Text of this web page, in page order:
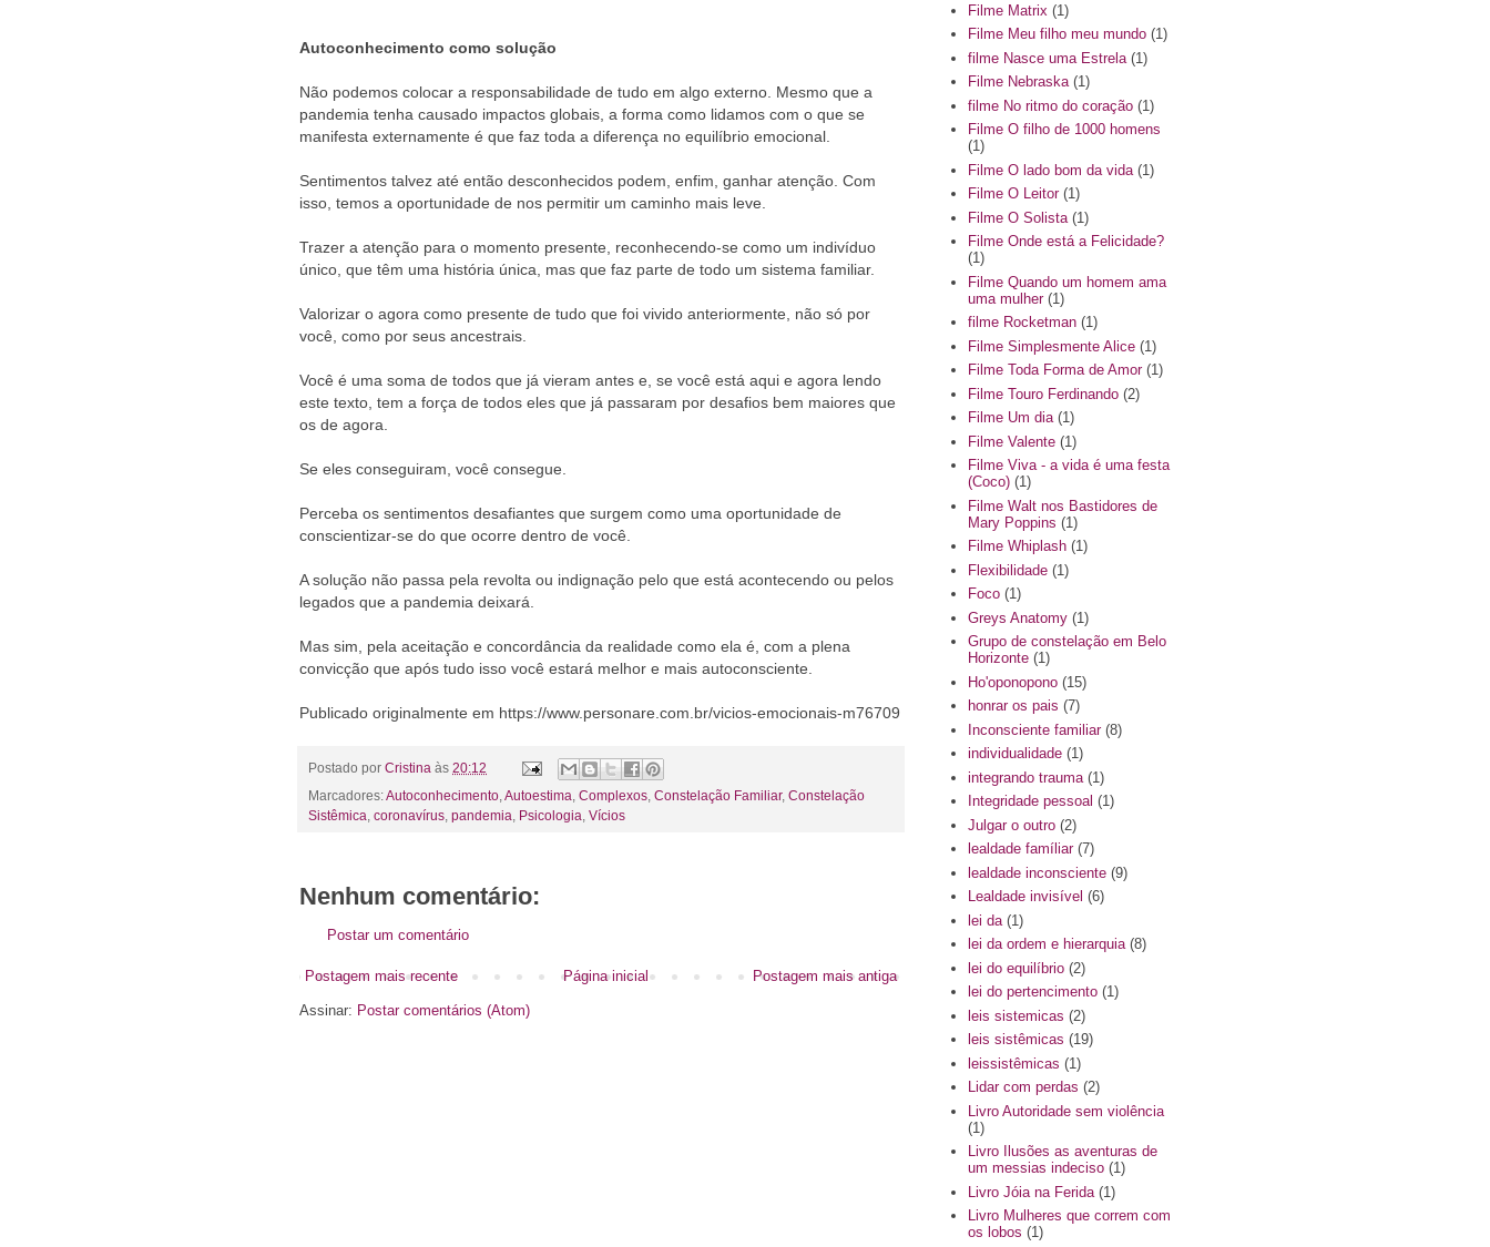
Autoconhecimento como solução
Não podemos colocar a responsabilidade de tudo em algo externo. Mesmo que a
pandemia tenha causado impactos globais, a forma como lidamos com o que se
manifesta externamente é que faz toda a diferença no equilíbrio emocional.
Sentimentos talvez até então desconhecidos podem, enfim, ganhar atenção. Com
isso, temos a oportunidade de nos permitir um caminho mais leve.
Trazer a atenção para o momento presente, reconhecendo-se como um indivíduo
único, que têm uma história única, mas que faz parte de todo um sistema familiar.
Valorizar o agora como presente de tudo que foi vivido anteriormente, não só por
você, como por seus ancestrais.
Você é uma soma de todos que já vieram antes e, se você está aqui e agora lendo
este texto, tem a força de todos eles que já passaram por desafios bem maiores que
os de agora.
Se eles conseguiram, você consegue.
Perceba os sentimentos desafiantes que surgem como uma oportunidade de
conscientizar-se do que ocorre dentro de você.
A solução não passa pela revolta ou indignação pelo que está acontecendo ou pelos
legados que a pandemia deixará.
Mas sim, pela aceitação e concordância da realidade como ela é, com a plena
convicção que após tudo isso você estará melhor e mais autoconsciente.
Publicado originalmente em https://www.personare.com.br/vicios-emocionais-m76709
Postado por Cristina às 20:12
Marcadores:Autoconhecimento Autoestima Complexos Constelação Familiar, Constelação
Sistêmica coronavírus pandemia Psicologia Vícios
Nenhum comentário:
Postar um comentário
Postagem mais recente Postagem mais antiga
Página inicial
Assinar: Postar comentários (Atom)
Filme Matrix (1)
Filme Meu filho meu mundo (1)
filme Nasce uma Estrela (1)
Filme Nebraska (1)
filme No ritmo do coração (1)
Filme O filho de 1000 homens
(1)
Filme O lado bom da vida (1)
Filme O Leitor (1)
Filme O Solista (1)
Filme Onde está a Felicidade?
(1)
Filme Quando um homem ama
uma mulher (1)
filme Rocketman (1)
Filme Simplesmente Alice (1)
Filme Toda Forma de Amor (1)
Filme Touro Ferdinando (2)
Filme Um dia (1)
Filme Valente (1)
Filme Viva - a vida é uma festa
(Coco) (1)
Filme Walt nos Bastidores de
Mary Poppins (1)
Filme Whiplash (1)
Flexibilidade (1)
Foco (1)
Greys Anatomy (1)
Grupo de constelação em Belo
Horizonte (1)
Ho'oponopono (15)
honrar os pais (7)
Inconsciente familiar (8)
individualidade (1)
integrando trauma (1)
Integridade pessoal (1)
Julgar o outro (2)
lealdade famíliar (7)
lealdade inconsciente (9)
Lealdade invisível (6)
lei da (1)
lei da ordem e hierarquia (8)
lei do equilíbrio (2)
lei do pertencimento (1)
leis sistemicas (2)
leis sistêmicas (19)
leissistêmicas (1)
Lidar com perdas (2)
Livro Autoridade sem violência
(1)
Livro Ilusões as aventuras de
um messias indeciso (1)
Livro Jóia na Ferida (1)
Livro Mulheres que correm com
os lobos (1)